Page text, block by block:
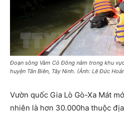
Đoạn sông Vàm Cỏ Đông nằm trong khu
huyện Tân Biên, Tây Ninh. (Ảnh: Lê Đức
Vườn quốc Gia Lò Gò-Xa Mát
nhiên là hơn 30.000ha thuộc